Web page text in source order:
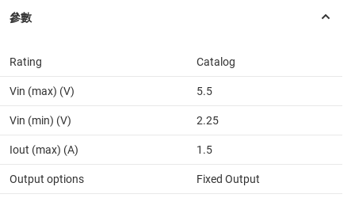
Rating Catalog
Vin (max) (V) 5.5
Vin (min) (V) 2.25
Iout (max) (A) 1.5
Output options Fixed Output